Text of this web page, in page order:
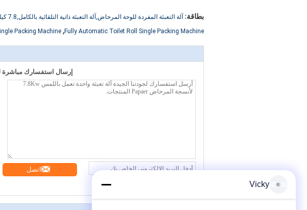
بطاقة: آلة التعبئة المفردة للوحة المرحاض,آلة التعبئة ذاتية التلقائية بالكامل,7.8 كيلوواط آلة التعبئة ذات اللمسة واحدة
Fully Automatic Toilet Roll Single Packing Machine
,
Packing Machine
إرسال استفسارك مباشرة
اتصل
Vicky